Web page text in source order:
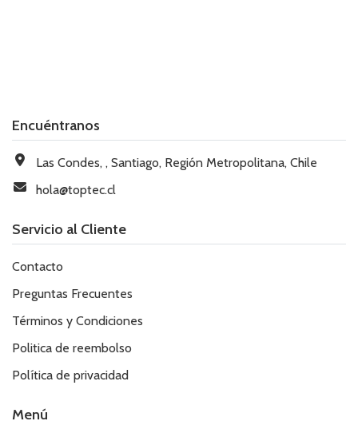
Encuéntranos
Las Condes, , Santiago, Región Metropolitana, Chile
hola@toptec.cl
Servicio al Cliente
Contacto
Preguntas Frecuentes
Términos y Condiciones
Politica de reembolso
Política de privacidad
Menú